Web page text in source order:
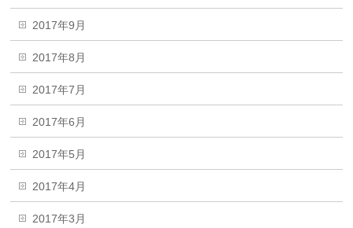
2017年9月
2017年8月
2017年7月
2017年6月
2017年5月
2017年4月
2017年3月